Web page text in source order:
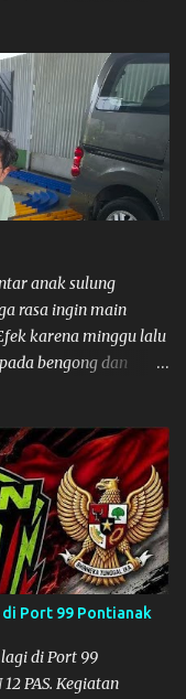
ortu di Sepakat,
ke Mempawah
part disini.
anak sulung
rasa ingin main
karena minggu lalu
bengong dan
di Port 99 Pontianak
di Port 99
PAS. Kegiatan